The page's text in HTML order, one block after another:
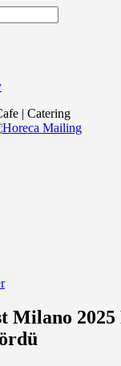
| Catering
Milano 2025